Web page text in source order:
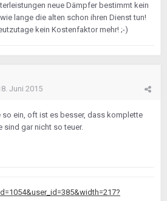
neue Dämpfer bestimmt kein
lange die alten schon ihren Dienst tun!
kein Kostenfaktor mehr! ;-)
Juni 2015
so ein, oft ist es besser, dass komplette
sind gar nicht so teuer.